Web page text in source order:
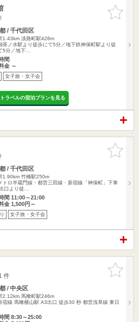
お気に入
りに追加
/ 千代田区
1.43km 淡路町駅428m
茶ノ水駅より徒歩にて5分／地下鉄神保町駅より徒
5分／地下…
間
金 ～
女子旅・女子会
ラベルの宿泊プランを見る
お気に入
りに追加
/ 千代田区
1.90km 竹橋駅250m
トロ半蔵門線・都営三田線・新宿線「神保町」下車
口より徒…
間 11:00～21:00
金 1,500円～
女子旅・女子会
お気に入
りに追加
件
/ 中央区
2.12km 馬喰町駅246m
宿線 馬喰横山駅 A3出口 徒歩30 秒 都営浅草線 東日
間 8:30～25:00